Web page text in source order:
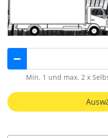
Min. 1 und max. 2 x